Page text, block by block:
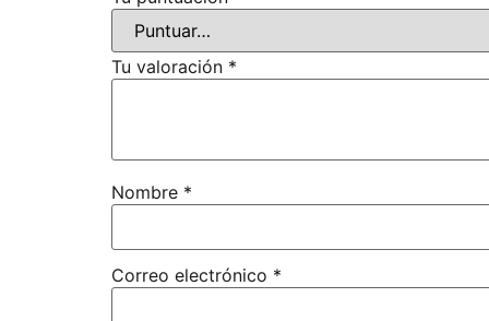
Tu valoración *
Nombre *
Correo electrónico *